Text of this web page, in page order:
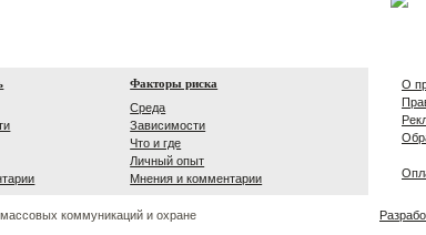
О
Факторы риска
Среда
Зависимости
Что и где
Личный опыт
Мнения и комментарии
коммуникаций и охране